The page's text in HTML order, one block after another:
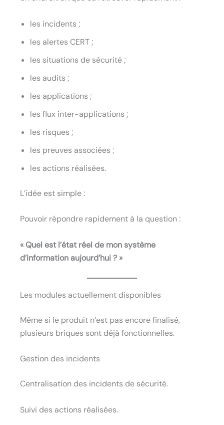
les incidents ;
les alertes CERT ;
les situations de sécurité ;
les audits ;
les applications ;
les flux inter-applications ;
les risques ;
les preuves associées ;
les actions réalisées.
L’idée est simple :
Pouvoir répondre rapidement à la question :
« Quel est l’état réel de mon système
d’information aujourd’hui ? »
Les modules actuellement disponibles
Même si le produit n’est pas encore finalisé,
plusieurs briques sont déjà fonctionnelles.
Gestion des incidents
Centralisation des incidents de sécurité.
Suivi des actions réalisées.